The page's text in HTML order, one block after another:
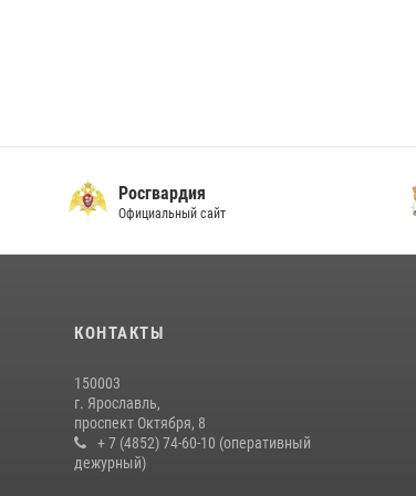
Росгвардия
Официальный сайт
КОНТАКТЫ
150003
г. Ярославль,
проспект Октября, 8
+ 7 (4852) 74-60-10 (оперативный
дежурный)